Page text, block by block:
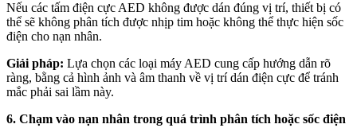
Nếu các tấm điện cực AED không được dán đúng vị trí, thiết bị có
thể sẽ không phân tích được nhịp tim hoặc không thể thực hiện sốc
điện cho nạn nhân.
Giải pháp: Lựa chọn các loại máy AED cung cấp hướng dẫn rõ
ràng, bằng cả hình ảnh và âm thanh về vị trí dán điện cực để tránh
mắc phải sai lầm này.
6. Chạm vào nạn nhân trong quá trình phân tích hoặc sốc điện